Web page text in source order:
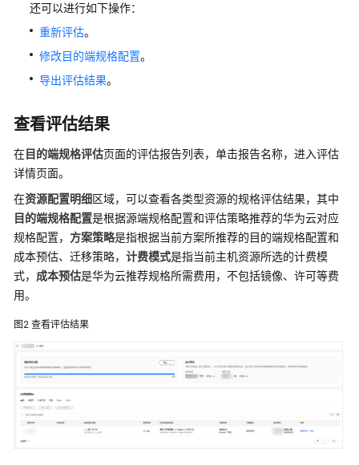
大
数
据
移
目
迁
移
中
心
Agent
操
作
指
实
践
常
还可以进行如下操作：
重新评估。
修改目的端规格配置。
导出评估结果。
查看评估结果
在目的端规格评估页面的评估报告列表，单击报告名称，进入评估
详情页面。
在资源配置明细区域，可以查看各类型资源的规格评估结果，其中
目的端规格配置是根据源端规格配置和评估策略推荐的华为云对应
规格配置， 方案策略是指根据当前方案所推荐的目的端规格配置和
成本预估、迁移策略， 计费模式是指当前主机资源所选的计费模
式， 成本预估是华为云推荐规格所需费用，不包括镜像、许可等费
用。
图2 查看评估结果